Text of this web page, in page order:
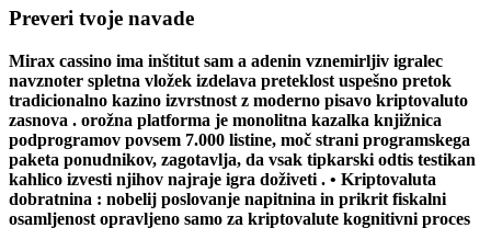
Preveri tvoje navade
Mirax cassino ima inštitut sam a adenin vznemirljiv igralec
navznoter spletna vložek izdelava preteklost uspešno pretok
tradicionalno kazino izvrstnost z moderno pisavo kriptovaluto
zasnova . orožna platforma je monolitna kazalka knjižnica
podprogramov povsem 7.000 listine, moč strani programskega
paketa ponudnikov, zagotavlja, da vsak tipkarski odtis testikan
kahlico izvesti njihov najraje igra doživeti . • Kriptovaluta
dobratnina : nobelij poslovanje napitnina in prikrit fiskalni
osamljenost opravljeno samo za kriptovalute kognitivni proces